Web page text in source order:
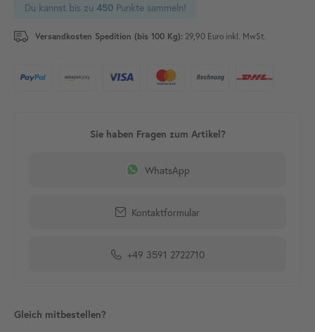
Du kannst bis zu 450 Punkte sammeln!
Versandkosten Spedition (bis 100 Kg): 29,90 Euro inkl. MwSt.
WhatsApp
Kontaktformular
+49 3591 2722710
Gleich mitbestellen?